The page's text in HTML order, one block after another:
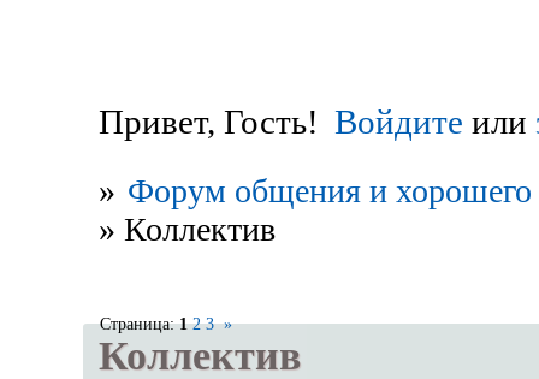
Привет, Гость! Войдите или
» Форум общения и хорошего
» Коллектив
Коллектив
Страница:1 2 3 »